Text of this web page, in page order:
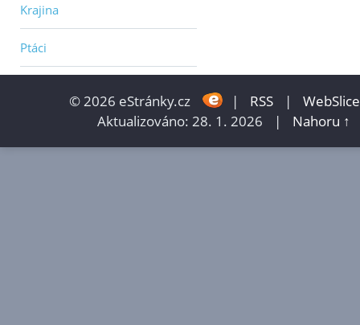
Krajina
Ptáci
© 2026 eStránky.cz | RSS |
WebSlice
Aktualizováno: 28. 1. 2026
| Nahoru ↑